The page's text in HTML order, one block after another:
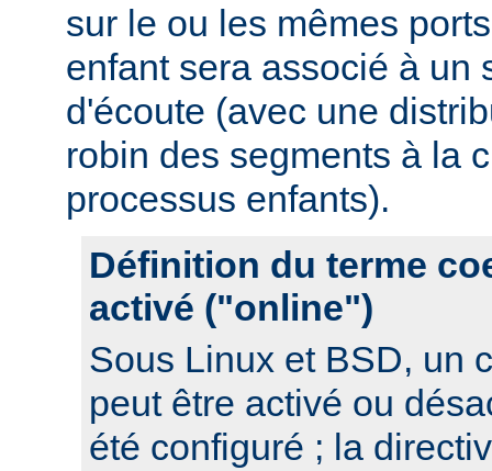
sur le ou les mêmes
enfant sera associé à un
d'écoute (avec une
robin des segments à la
processus enfants).
Définition du terme
activé ("online")
Sous Linux et BSD, un
peut être activé ou
été configuré ; la